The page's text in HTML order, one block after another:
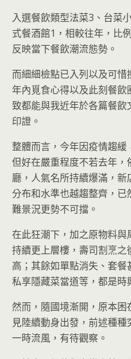
入選餐飲類型法菜3、台菜
式餐酒館1，相較往年，比
反映當下餐飲潮流態勢。
而細細檢點已入列以及可
年內覓食心得以及此刻餐
致都能與我近年於各篇餐飲
印證。
整體而言，今年因疫情趨緩
但好在嚴重程度不若去年
廳，人氣名所持續爆滿，
分布和水準也越趨整齊，
難景況更勢不可擋。
在此狂潮下，加之原物料
持續更上層樓，壽司割烹
高；其餘如單點消失、套
私享隱藏菜當道等，都是時
然而，隨國境漸開，原本
見陸續動身出發，前述種
一時流風，有待觀察。